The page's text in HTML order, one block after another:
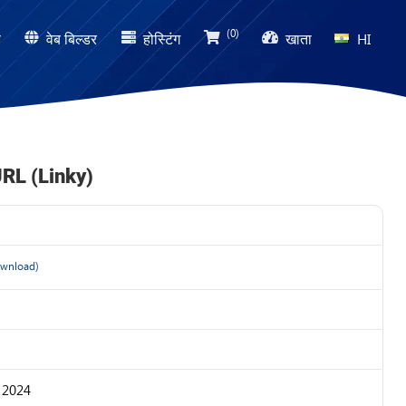
वेब बिल्डर होस्टिंग (0) खाता HI
(Linky)
2024